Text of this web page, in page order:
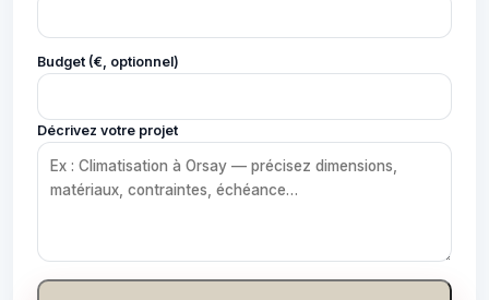
Budget (€, optionnel)
Décrivez votre projet